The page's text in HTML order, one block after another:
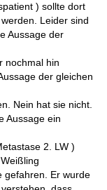
) sollte dort
Leider sind
Aussage der
nochmal hin
der gleichen
Nein hat sie nicht.
Aussage ein
2. LW )
gefahren. Er wurde